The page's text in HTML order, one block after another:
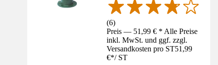
(6)
Preis — 51,99 € * Alle Preise
inkl. MwSt. und ggf. zzgl.
Versandkosten pro ST51,99
€*/ ST